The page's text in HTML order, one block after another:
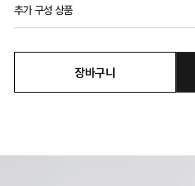
추가 구성 상품
장바구니